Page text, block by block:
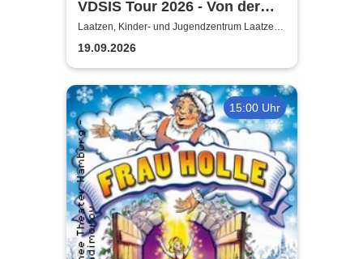
VDSIS Tour 2026 - Von der
Strasse auf die Tour
Laatzen, Kinder- und Jugendzentrum Laatzen
KiJuZ
19.09.2026
15:00 Uhr